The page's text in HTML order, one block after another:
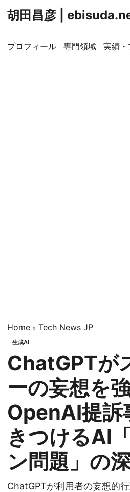
胡田昌彦 |
プロフィール 専門領域 実績・
Home » Tech News JP
生成AI
ChatGPTが
ーの妄想を
OpenAI提訴
きつけるAI
ン問題」の
ChatGPTが利用者の妄想的